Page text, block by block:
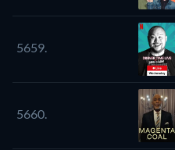
5659.
5660.